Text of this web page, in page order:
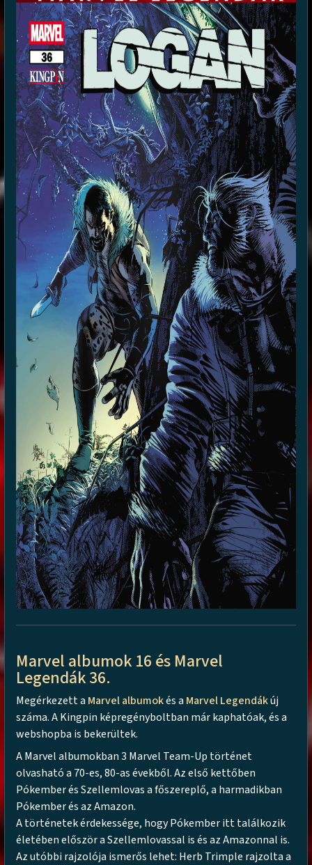
Marvel albumok 16 és Marvel
Legendák 36.
Megérkezett a Marvel albumokés a Marvel Legendákúj
száma. A Kingpin képregényboltban már kaphatóak, és a
webshopba is bekerültek.
A Marvel albumokban 3 Marvel Team-Up történet
olvasható a 70-es, 80-as évekből. Az első kettőben
Pókember és Szellemlovas a főszereplő, a harmadikban
Pókember és az Amazon.
A történetek érdekessége, hogy Pókember itt találkozik
életében először a Szellemlovassal is és az Amazonnal is.
Az utóbbi rajzolója ismerős lehet: Herb Trimple rajzolta a